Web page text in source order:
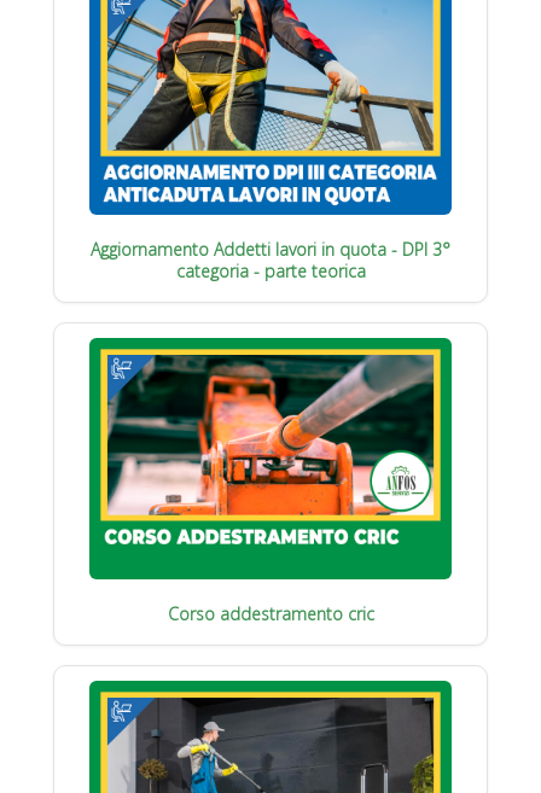
Aggiornamento Addetti lavori in quota - DPI 3°
categoria - parte teorica
Corso addestramento cric